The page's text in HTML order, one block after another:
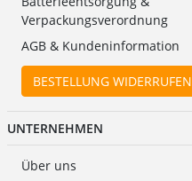
Verpackungsverordnung
AGB & Kundeninformation
BESTELLUNG WIDERRUFEN
UNTERNEHMEN
Über uns